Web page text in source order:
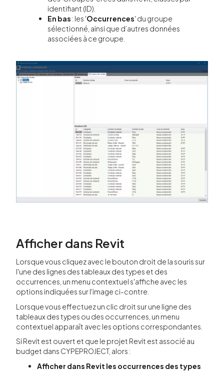
identifiant (ID).
En bas : les 'Occurrences' du groupe
sélectionné, ainsi que d’autres données
associées à ce groupe.
Afficher dans Revit
Lorsque vous cliquez avec le bouton droit de la souris sur
l'une des lignes des tableaux des types et des
occurrences, un menu contextuel s'affiche avec les
options indiquées sur l'image ci-contre.
Lorsque vous effectuez un clic droit sur une ligne des
tableaux des types ou des occurrences, un menu
contextuel apparaît avec les options correspondantes.
Si Revit est ouvert et que le projet Revit est associé au
budget dans CYPEPROJECT, alors :
Afficher dans Revit les occurrences des types